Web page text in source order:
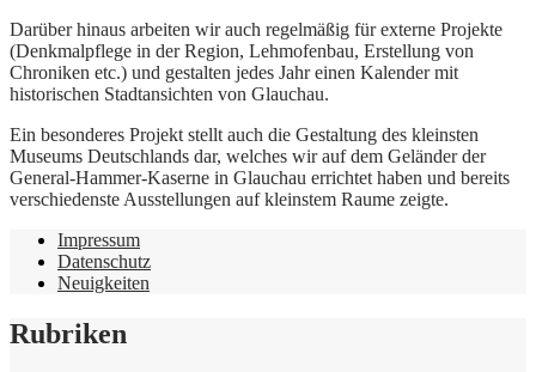
Darüber hinaus arbeiten wir auch regelmäßig für externe Projekte
(Denkmalpflege in der Region, Lehmofenbau, Erstellung von
Chroniken etc.) und gestalten jedes Jahr einen Kalender mit
historischen Stadtansichten von Glauchau.
Ein besonderes Projekt stellt auch die Gestaltung des kleinsten
Museums Deutschlands dar, welches wir auf dem Geländer der
General-Hammer-Kaserne in Glauchau errichtet haben und bereits
verschiedenste Ausstellungen auf kleinstem Raume zeigte.
Impressum
Datenschutz
Neuigkeiten
Rubriken